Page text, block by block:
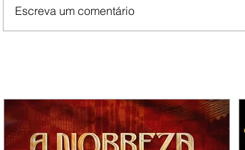
Escreva um comentário